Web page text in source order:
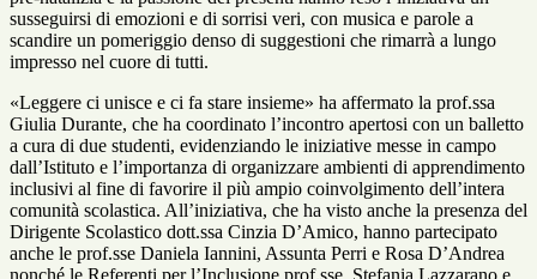
susseguirsi di emozioni e di sorrisi veri, con musica e parole a
scandire un pomeriggio denso di suggestioni che rimarrà a lungo
impresso nel cuore di tutti.
«Leggere ci unisce e ci fa stare insieme» ha affermato la prof.ssa
Giulia Durante, che ha coordinato l’incontro apertosi con un balletto
a cura di due studenti, evidenziando le iniziative messe in campo
dall’Istituto e l’importanza di organizzare ambienti di apprendimento
inclusivi al fine di favorire il più ampio coinvolgimento dell’intera
comunità scolastica. All’iniziativa, che ha visto anche la presenza del
Dirigente Scolastico dott.ssa Cinzia D’Amico, hanno partecipato
anche le prof.sse Daniela Iannini, Assunta Perri e Rosa D’Andrea